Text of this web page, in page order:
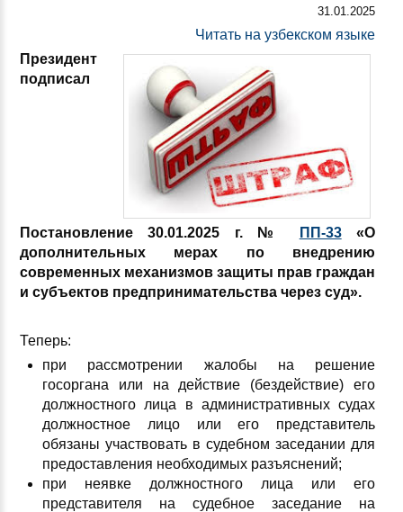
31.01.2025
Читать на узбекском языке
Президент
подписал
Постановление 30.01.2025 г. № ПП-33«О
дополнительных мерах по внедрению
современных механизмов защиты прав граждан
и субъектов предпринимательства через суд».
Теперь:
при рассмотрении жалобы на решение
госоргана или на действие (бездействие) его
должностного лица в административных судах
должностное лицо или его представитель
обязаны участвовать в судебном заседании для
предоставления необходимых разъяснений;
при неявке должностного лица или его
представителя на судебное заседание на